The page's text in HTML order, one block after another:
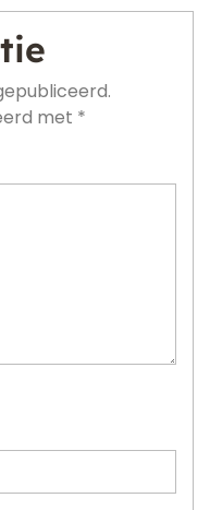
met *